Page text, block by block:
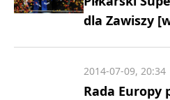
dla Zawiszy
Rada Europy
2014-07-09, 20:34